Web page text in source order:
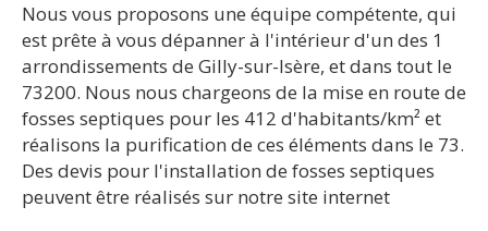
Nous vous proposons une équipe compétente, qui
est prête à vous dépanner à l'intérieur d'un des 1
arrondissements de Gilly-sur-Isère, et dans tout le
73200. Nous nous chargeons de la mise en route de
fosses septiques pour les 412 d'habitants/km² et
réalisons la purification de ces éléments dans le 73.
Des devis pour l'installation de fosses septiques
peuvent être réalisés sur notre site internet